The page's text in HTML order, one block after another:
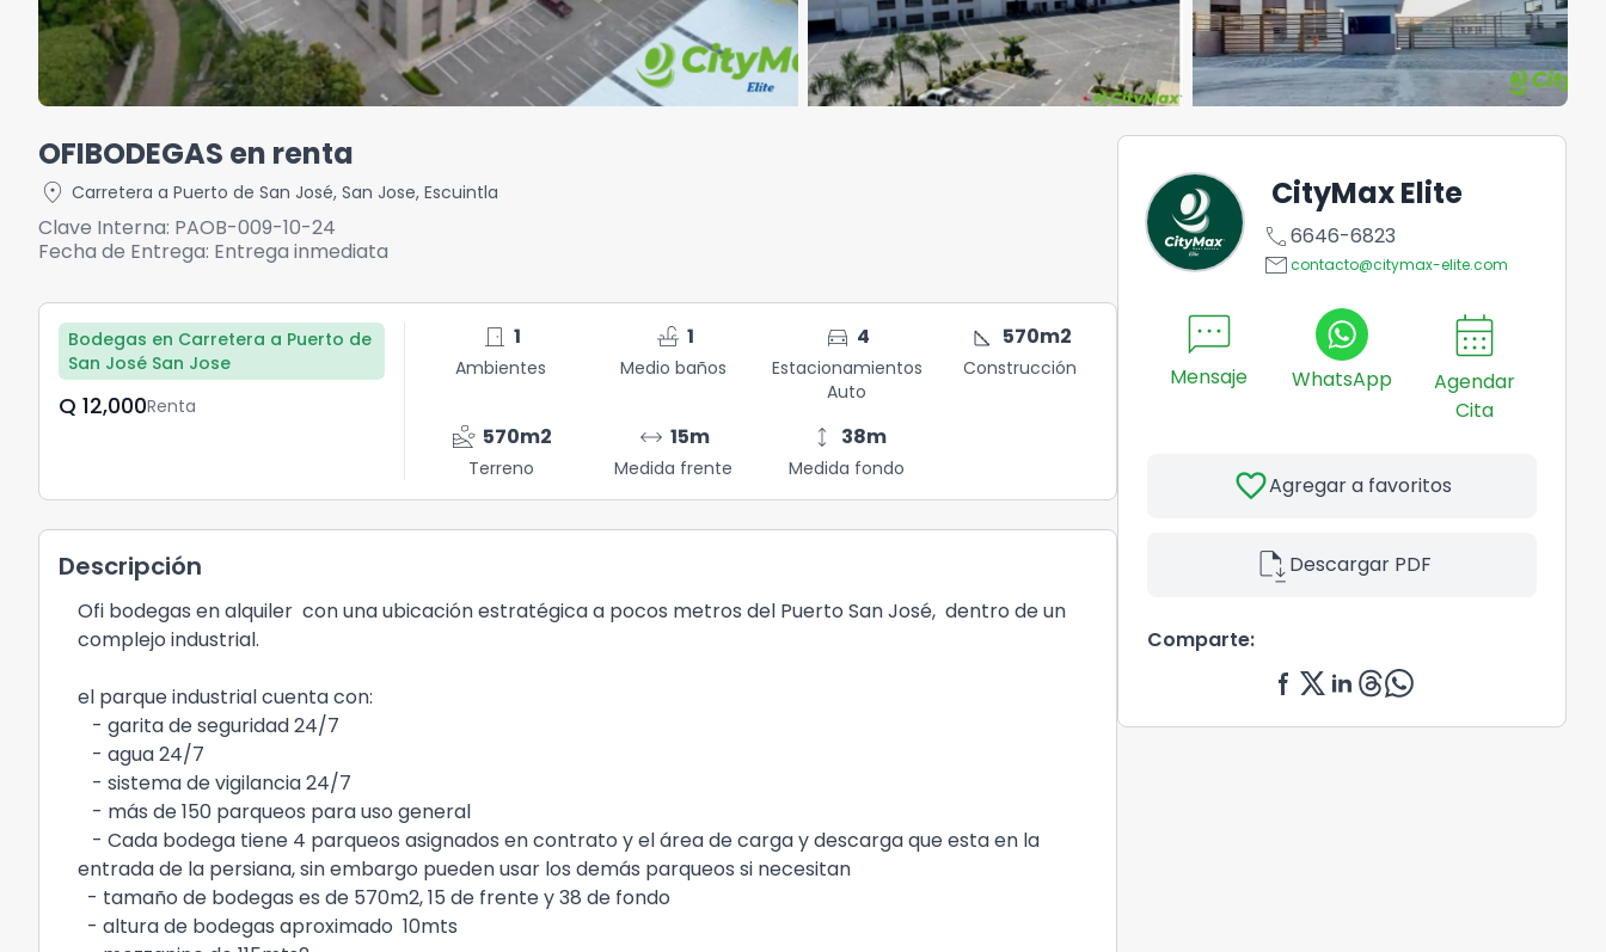
OFIBODEGAS en renta
location_on Carretera a Puerto de San José, San Jose, Escuintla
Clave Interna: PAOB-009-10-24
Fecha de Entrega: Entrega inmediata
Bodegas en Carretera a Puerto de
San José San Jose
Q	12,000Renta
door_front 1
Ambientes
faucet 1
Medio baños
directions_car 4
Estacionamientos
Auto
square_foot 570m2
Construcción
landslide 570m2
Terreno
arrow_range 15m
Medida frente
height 38m
Medida fondo
Descripción
Ofi bodegas en alquiler con una ubicación estratégica a pocos metros del Puerto San José, dentro de un
complejo industrial.
el parque industrial cuenta con:
- garita de seguridad 24/7
- ⁠agua 24/7
- ⁠sistema de vigilancia 24/7
- ⁠más de 150 parqueos para uso general
- ⁠Cada bodega tiene 4 parqueos asignados en contrato y el área de carga y descarga que esta en la
entrada de la persiana, sin embargo pueden usar los demás parqueos si necesitan
- ⁠tamaño de bodegas es de 570m2, 15 de frente y 38 de fondo
- ⁠altura de bodegas aproximado 10mts
CityMax Elite
call6646-6823
emailcontacto@citymax-elite.com
sms
Mensaje WhatsApp
calendar_month
Agendar
Cita
favoriteAgregar a favoritos
file_saveDescargar PDF
Comparte: